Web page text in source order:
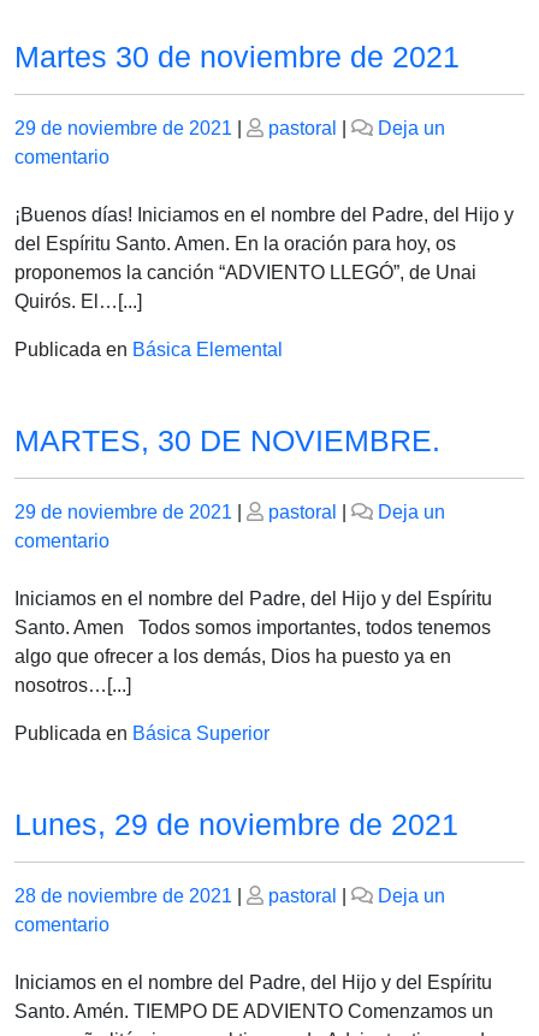
Martes 30 de noviembre de 2021
Publicado
el
29 de noviembre de 2021
Publicado
pastoral
Deja un
comentarioen
30
de
noviembre
de
¡Buenos días! Iniciamos en el nombre del Padre, del Hijo y
del Espíritu Santo. Amen. En la oración para hoy, os
proponemos la canción “ADVIENTO LLEGÓ”, de Unai
Quirós. El…[...]
Publicada en Básica Elemental
MARTES, 30 DE NOVIEMBRE.
Publicado
el
29 de noviembre de 2021
Publicado
pastoral
Deja un
comentarioen
30
DE
NOVIEMBRE.
Iniciamos en el nombre del Padre, del Hijo y del Espíritu
Santo. Amen Todos somos importantes, todos tenemos
algo que ofrecer a los demás, Dios ha puesto ya en
nosotros…[...]
Publicada en Básica Superior
Lunes, 29 de noviembre de 2021
Publicado
el
28 de noviembre de 2021
Publicado
pastoral
Deja un
comentarioen
29
de
Iniciamos en el nombre del Padre, del Hijo y del Espíritu
Santo. Amén. TIEMPO DE ADVIENTO Comenzamos un